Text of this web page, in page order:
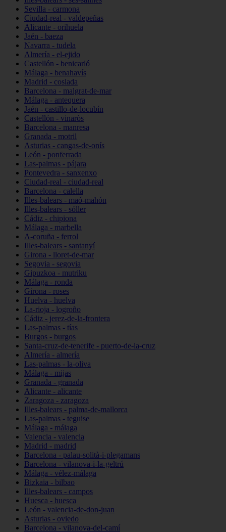
Sevilla - carmona
Ciudad-real - valdepeñas
Alicante - orihuela
Jaén - baeza
Navarra - tudela
Almería - el-ejido
Castellón - benicarló
Málaga - benahavís
Madrid - coslada
Barcelona - malgrat-de-mar
Málaga - antequera
Jaén - castillo-de-locubín
Castellón - vinaròs
Barcelona - manresa
Granada - motril
Asturias - cangas-de-onís
León - ponferrada
Las-palmas - pájara
Pontevedra - sanxenxo
Ciudad-real - ciudad-real
Barcelona - calella
Illes-balears - maó-mahón
Illes-balears - sóller
Cádiz - chipiona
Málaga - marbella
A-coruña - ferrol
Illes-balears - santanyí
Girona - lloret-de-mar
Segovia - segovia
Gipuzkoa - mutriku
Málaga - ronda
Girona - roses
Huelva - huelva
La-rioja - logroño
Cádiz - jerez-de-la-frontera
Las-palmas - tías
Burgos - burgos
Santa-cruz-de-tenerife - puerto-de-la-cruz
Almería - almería
Las-palmas - la-oliva
Málaga - mijas
Granada - granada
Alicante - alicante
Zaragoza - zaragoza
Illes-balears - palma-de-mallorca
Las-palmas - teguise
Málaga - málaga
Valencia - valencia
Madrid - madrid
Barcelona - palau-solità-i-plegamans
Barcelona - vilanova-i-la-geltrú
Málaga - vélez-málaga
Bizkaia - bilbao
Illes-balears - campos
Huesca - huesca
León - valencia-de-don-juan
Asturias - oviedo
Barcelona - vilanova-del-camí